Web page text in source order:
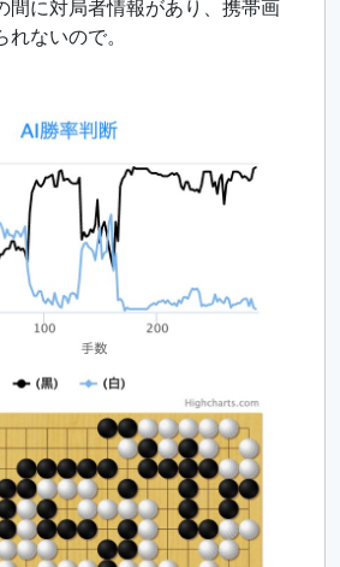
間に対局者情報があり、携帯画
ないので。